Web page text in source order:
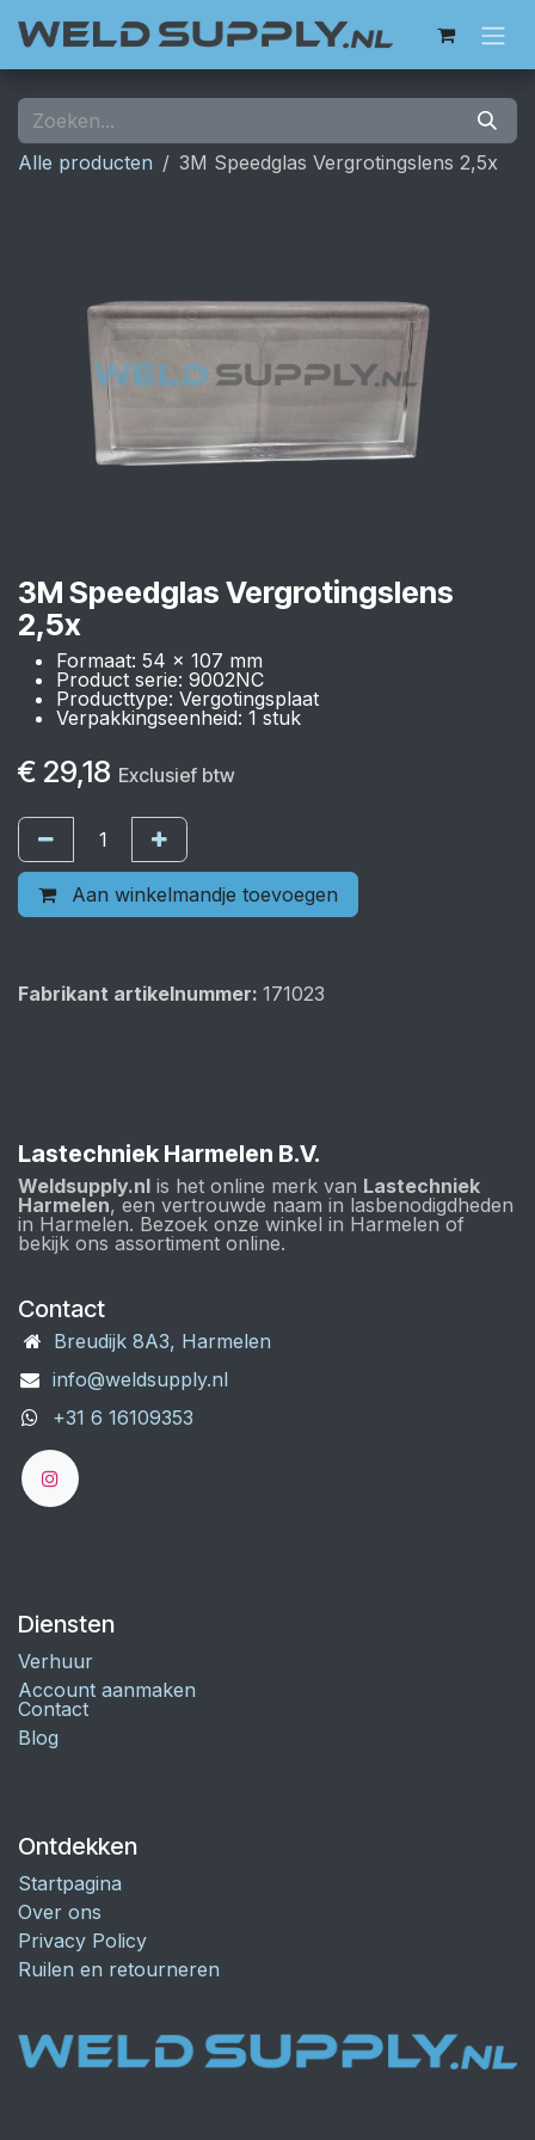
Alle producten 3M Speedglas Vergrotingslens 2,5x
3M Speedglas Vergrotingslens
2,5x
Formaat: 54 x 107 mm
Product serie: 9002NC
Producttype: Vergotingsplaat
Verpakkingseenheid: 1 stuk
€ 29,18 Exclusief btw
Aan winkelmandje toevoegen
Fabrikant artikelnummer: 171023
Lastechniek Harmelen B.V.
Weldsupply.nl is het online merk van Lastechniek
Harmelen, een vertrouwde naam in lasbenodigdheden
in Harmelen. Bezoek onze winkel in Harmelen of
bekijk ons assortiment online.
Contact
Breudijk 8A3, Harmelen
info@weldsupply.nl
+31 6 16109353
Diensten
Verhuur
Account aanmaken
Contact
Blog
Ontdekken
Startpagina
Over ons
Privacy Policy
Ruilen en retourneren